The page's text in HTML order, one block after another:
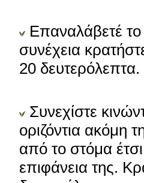
Επαναλάβετέ το
συνέχεια
20 δευτερόλεπτα.
Συνεχίστε
οριζόντια ακόμη
από το στόμα
επιφάνεια της.